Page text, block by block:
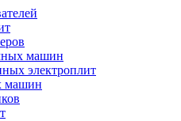
машин
электроплит
машин